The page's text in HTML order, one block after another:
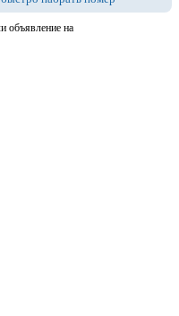
объявление на